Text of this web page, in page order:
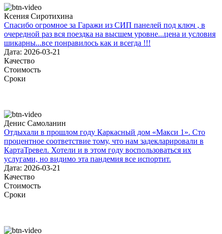
Ксения Сиротихина
Спасибо огромное за Гаражи из СИП панелей под ключ , в
очередной раз вся поездка на высшем уровне...цена и условия
шикарны...все понравилось как и всегда !!!
Дата: 2026-03-21
Качество
Стоимость
Сроки
Денис Самоланин
Отдыхали в прошлом году Каркасный дом «Макси 1». Сто
процентное соответствие тому, что нам задекларировали в
КартаТревел. Хотели и в этом году воспользоваться их
услугами, но видимо эта пандемия все испортит.
Дата: 2026-03-21
Качество
Стоимость
Сроки